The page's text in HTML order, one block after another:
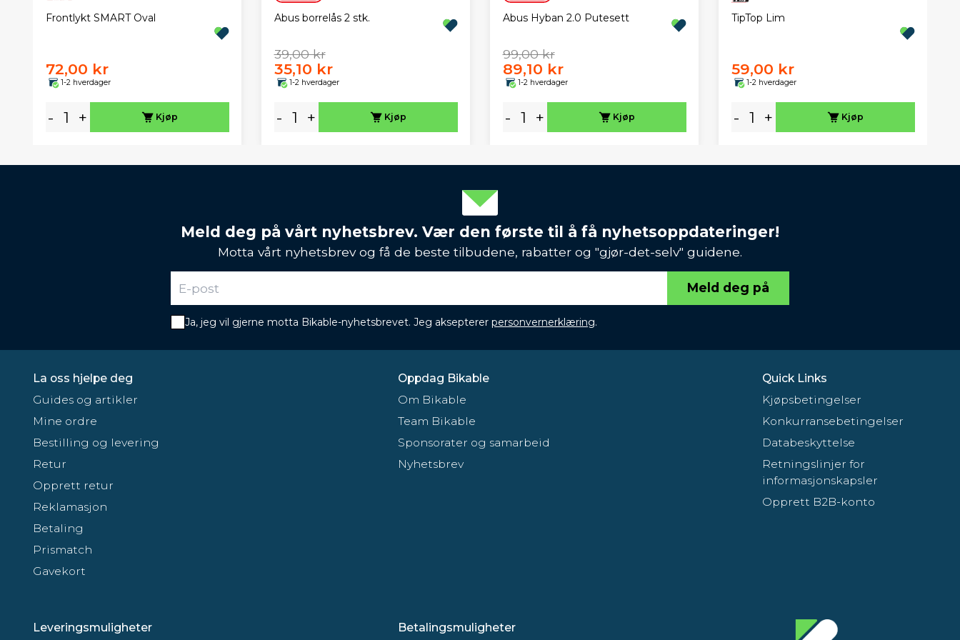
Frontlykt SMART Oval
72,00 kr
1-2 hverdager
- + Kjøp
Abus borrelås 2 stk.
39,00 kr
35,10 kr
1-2 hverdager
- + Kjøp
Abus Hyban 2.0 Putesett
99,00 kr
89,10 kr
1-2 hverdager
- + Kjøp
TipTop Lim
59,00 kr
1-2 hverdager
- + Kjøp
Meld deg på vårt nyhetsbrev. Vær den første til å få nyhetsoppdateringer!
Motta vårt nyhetsbrev og få de beste tilbudene, rabatter og "gjør-det-selv" guidene.
Meld deg på
Ja, jeg vil gjerne motta Bikable-nyhetsbrevet. Jeg aksepterer personvernerklæring.
La oss hjelpe deg
Guides og artikler
Mine ordre
Bestilling og levering
Retur
Opprett retur
Reklamasjon
Betaling
Prismatch
Gavekort
Oppdag Bikable
Om Bikable
Team Bikable
Sponsorater og samarbeid
Nyhetsbrev
Quick Links
Kjøpsbetingelser
Konkurransebetingelser
Databeskyttelse
Retningslinjer for
informasjonskapsler
Opprett B2B-konto
Leveringsmuligheter Betalingsmuligheter